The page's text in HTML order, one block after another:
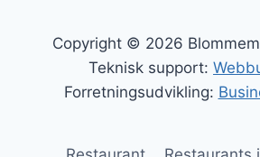
Copyright © 2026
Teknisk support:
Forretningsudvikling: